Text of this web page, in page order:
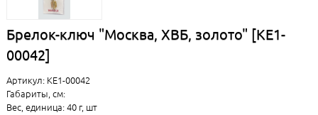
Брелок-ключ "Москва, ХВБ, золото" [КЕ1-
00042]
Артикул: КЕ1-00042
Габариты, см:
Вес, единица: 40 г, шт